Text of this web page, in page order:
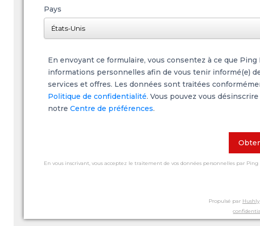
Pays
En envoyant ce formulaire, vous consentez à ce que
informations personnelles afin de vous tenir informé(e)
services et offres. Les données sont traitées
Politique de confidentialité. Vous pouvez vous
notre Centre de préférences.
En vous inscrivant, vous acceptez le traitement de vos données personnelles par
Propulsé par Hushly